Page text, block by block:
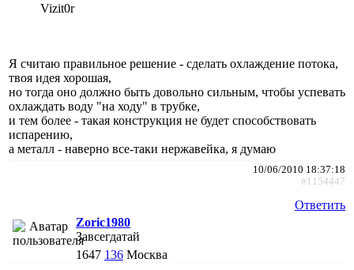
Vizit0r
Я считаю правильное решение - сделать охлаждение потока,
твоя идея хорошая,
но тогда оно должно быть довольно сильным, чтобы успевать
охлаждать воду "на ходу" в трубке,
и тем более - такая конструкция не будет способствовать
испарению,
а металл - наверно все-таки нержавейка, я думаю
10/06/2010 18:37:18
#1154447
Ответить
Zoric1980
Завсегдатай
1647 136 Москва